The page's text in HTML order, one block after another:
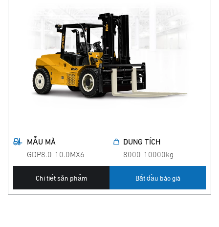
MẪU MÃ
GDP8.0-10.0MX6
DUNG TÍCH
8000-10000kg
Chi tiết sản phẩm Bắt đầu báo giá